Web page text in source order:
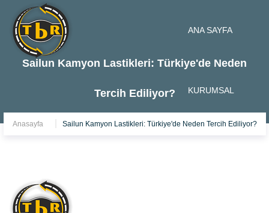
ANA SAYFA
KURUMSAL
Sailun Kamyon Lastikleri: Türkiye'de Neden
Tercih Ediliyor?
Anasayfa Sailun Kamyon Lastikleri: Türkiye'de Neden Tercih Ediliyor?